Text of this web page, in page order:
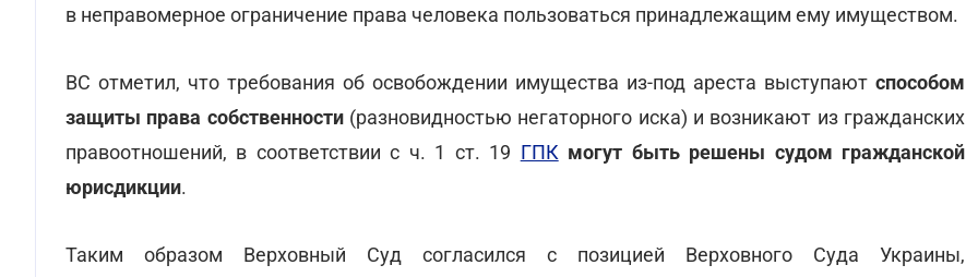
в неправомерное ограничение права человека пользоваться принадлежащим ему имуществом.
ВС отметил, что требования об освобождении имущества из-под ареста выступают способом
защиты права собственности (разновидностью негаторного иска) и возникают из гражданских
правоотношений, в соответствии с ч. 1 ст. 19 ГПК могут быть решены судом гражданской
юрисдикции.
Таким образом Верховный Суд согласился с позицией Верховного Суда Украины,